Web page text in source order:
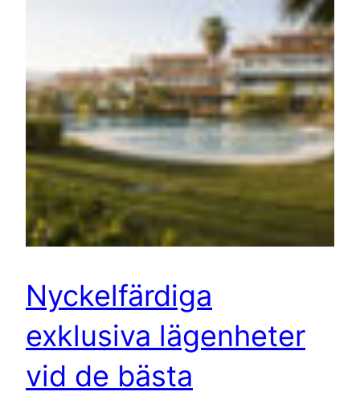
Nyckelfärdiga
exklusiva lägenheter
vid de bästa